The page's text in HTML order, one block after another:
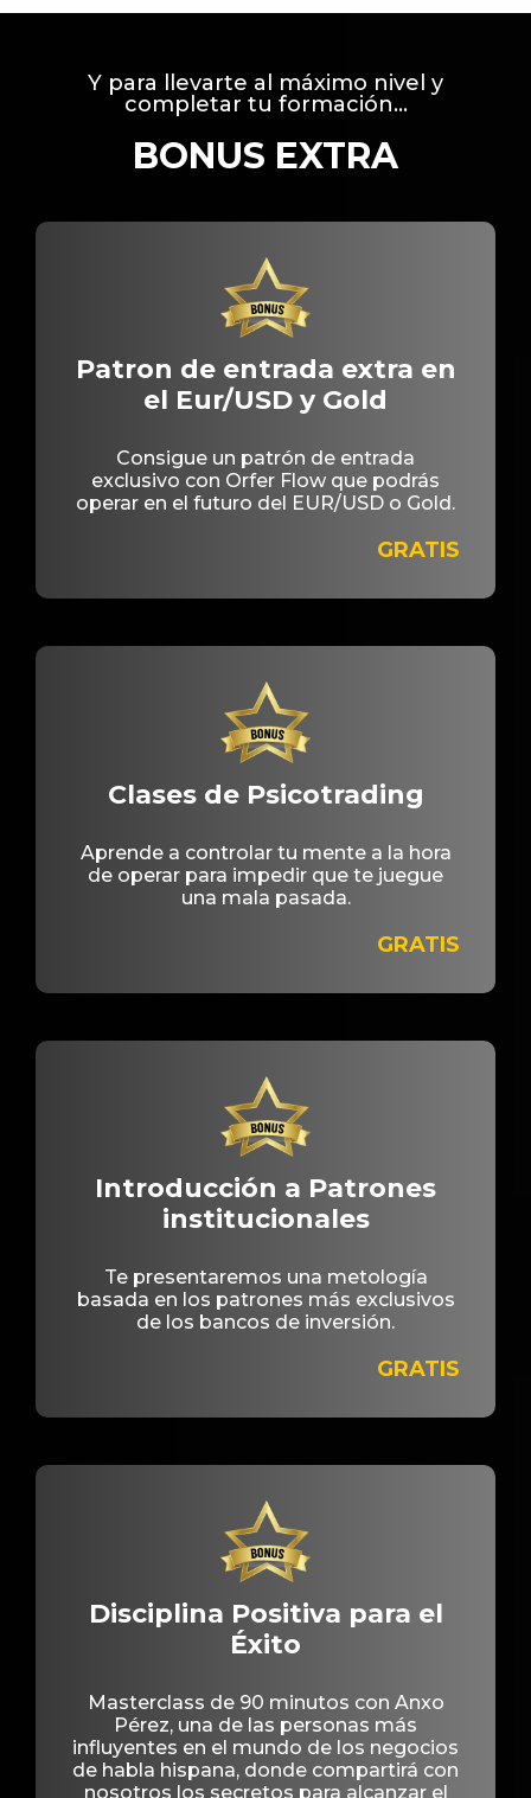
Y para llevarte al máximo nivel y
completar tu formación...
BONUS EXTRA
Patron de entrada extra en
el Eur/USD y Gold
Consigue un patrón de entrada
exclusivo con Orfer Flow que podrás
operar en el futuro del EUR/USD o Gold.
GRATIS
Clases de Psicotrading
Aprende a controlar tu mente a la hora
de operar para impedir que te juegue
una mala pasada.
GRATIS
Introducción a Patrones
institucionales
Te presentaremos una metología
basada en los patrones más exclusivos
de los bancos de inversión.
GRATIS
Disciplina Positiva para el
Éxito
Masterclass de 90 minutos con Anxo
Pérez, una de las personas más
influyentes en el mundo de los negocios
de habla hispana, donde compartirá con
nosotros los secretos para alcanzar el